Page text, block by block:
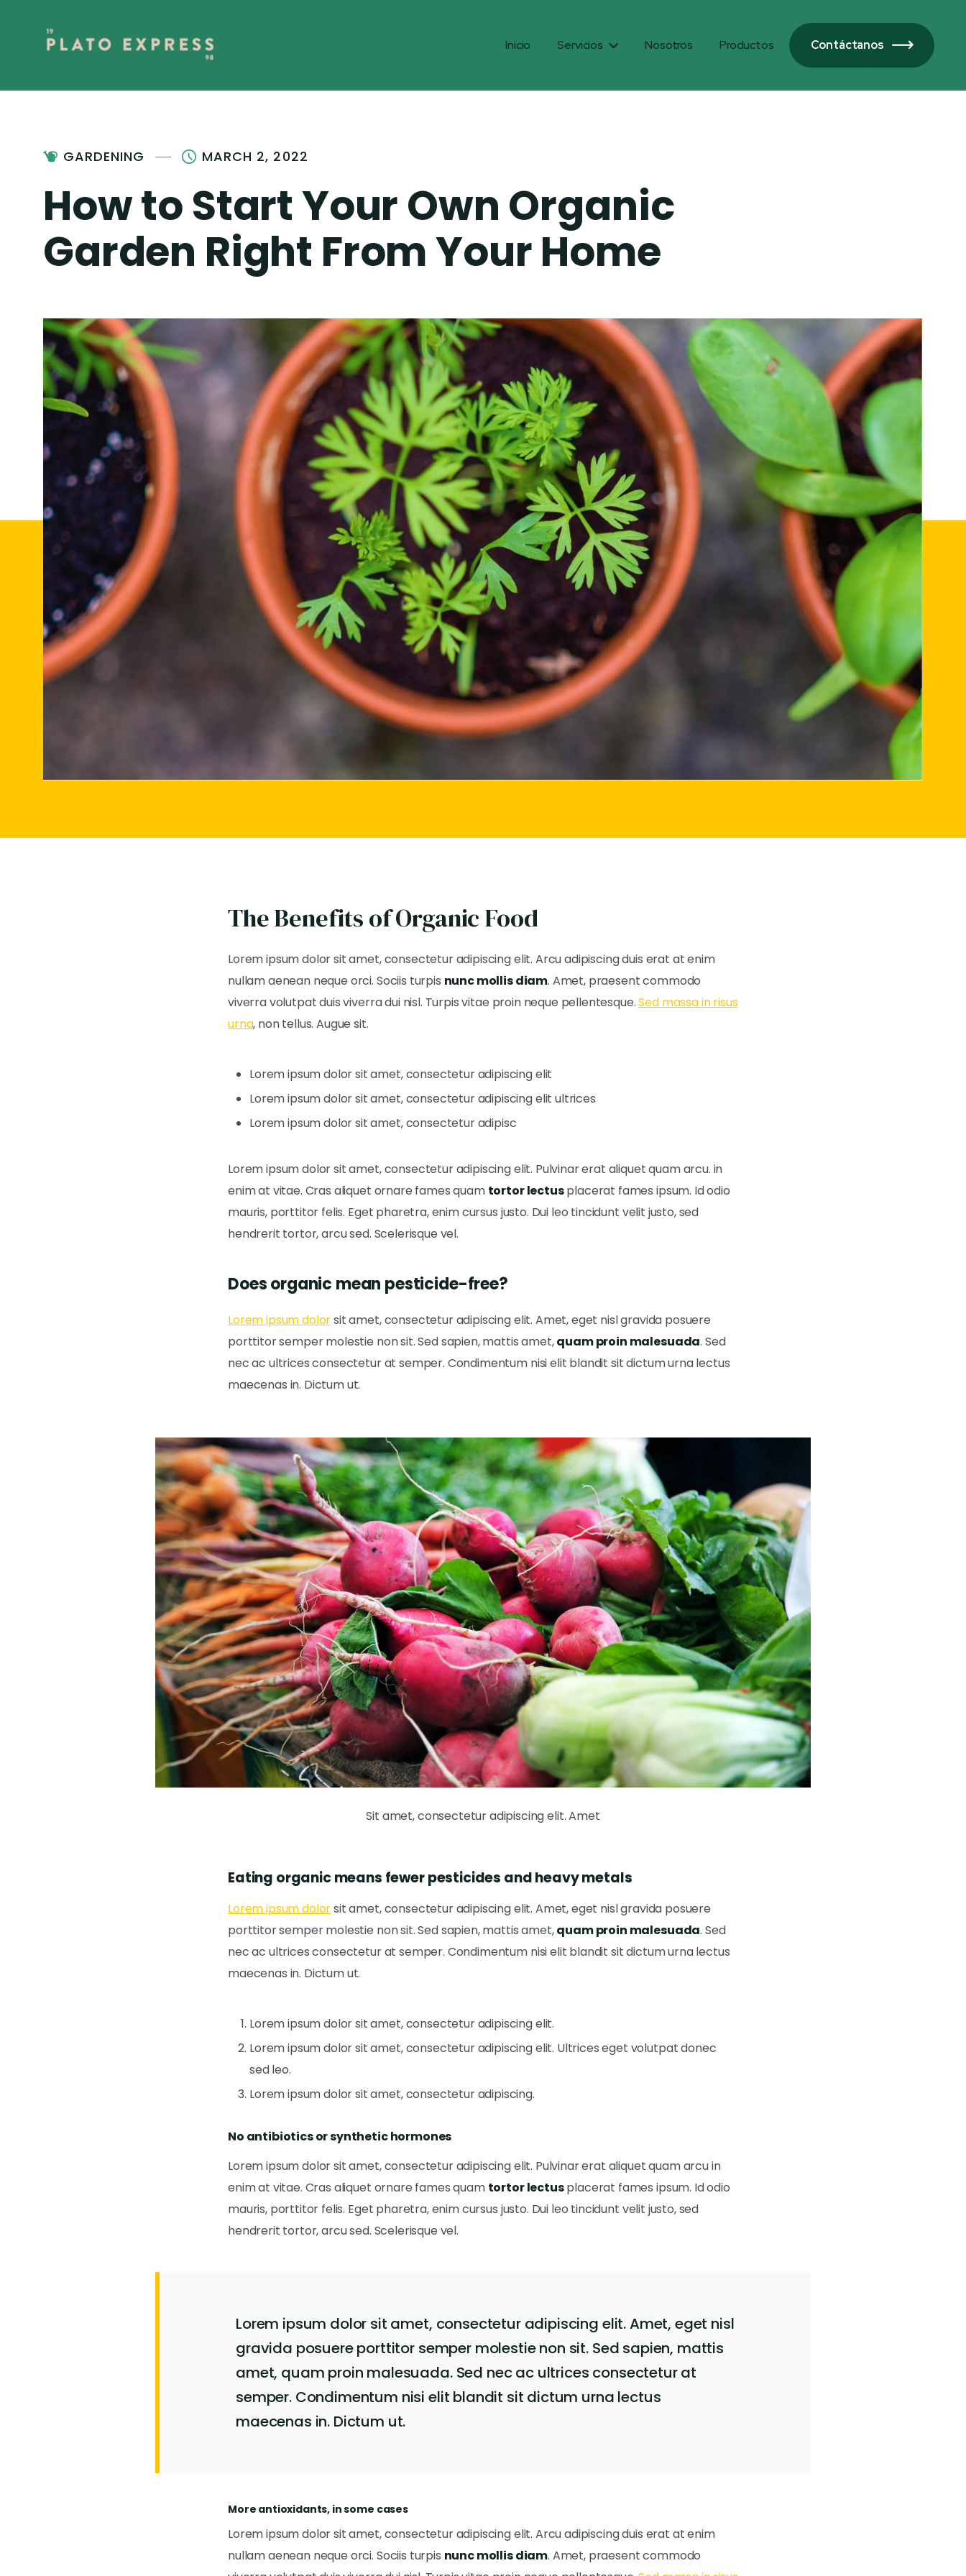
Inicio Servicios Nosotros Productos Contáctanos
GARDENING MARCH 2, 2022
How to Start Your Own Organic
Garden Right From Your Home
The Benefits of Organic Food
Lorem ipsum dolor sit amet, consectetur adipiscing elit. Arcu adipiscing duis erat at enim
nullam aenean neque orci. Sociis turpis nunc mollis diam. Amet, praesent commodo
viverra volutpat duis viverra dui nisl. Turpis vitae proin neque pellentesque.Sed massa in risus
urna, non tellus. Augue sit.
Lorem ipsum dolor sit amet, consectetur adipiscing elit
Lorem ipsum dolor sit amet, consectetur adipiscing elit ultrices
Lorem ipsum dolor sit amet, consectetur adipisc
Lorem ipsum dolor sit amet, consectetur adipiscing elit. Pulvinar erat aliquet quam arcu. in
enim at vitae. Cras aliquet ornare fames quam tortor lectusplacerat fames ipsum. Id odio
mauris, porttitor felis. Eget pharetra, enim cursus justo. Dui leo tincidunt velit justo, sed
hendrerit tortor, arcu sed. Scelerisque vel.
Does organic mean pesticide-free?
Lorem ipsum dolorsit amet, consectetur adipiscing elit. Amet, eget nisl gravida posuere
porttitor semper molestie non sit. Sed sapien, mattis amet,quam proin malesuada. Sed
nec ac ultrices consectetur at semper. Condimentum nisi elit blandit sit dictum urna lectus
maecenas in. Dictum ut.
Sit amet, consectetur adipiscing elit. Amet
Eating organic means fewer pesticides and heavy metals
Lorem ipsum dolorsit amet, consectetur adipiscing elit. Amet, eget nisl gravida posuere
porttitor semper molestie non sit. Sed sapien, mattis amet,quam proin malesuada. Sed
nec ac ultrices consectetur at semper. Condimentum nisi elit blandit sit dictum urna lectus
maecenas in. Dictum ut.
Lorem ipsum dolor sit amet, consectetur adipiscing elit.
Lorem ipsum dolor sit amet, consectetur adipiscing elit. Ultrices eget volutpat donec
sed leo.
Lorem ipsum dolor sit amet, consectetur adipiscing.
No antibiotics or synthetic hormones
Lorem ipsum dolor sit amet, consectetur adipiscing elit. Pulvinar erat aliquet quam arcu in
enim at vitae. Cras aliquet ornare fames quam tortor lectusplacerat fames ipsum. Id odio
mauris, porttitor felis. Eget pharetra, enim cursus justo. Dui leo tincidunt velit justo, sed
hendrerit tortor, arcu sed. Scelerisque vel.
Lorem ipsum dolor sit amet, consectetur adipiscing elit. Amet, eget nisl
gravida posuere porttitor semper molestie non sit. Sed sapien, mattis
amet, quam proin malesuada. Sed nec ac ultrices consectetur at
semper. Condimentum nisi elit blandit sit dictum urna lectus
maecenas in. Dictum ut.
More antioxidants, in some cases
Lorem ipsum dolor sit amet, consectetur adipiscing elit. Arcu adipiscing duis erat at enim
nullam aenean neque orci. Sociis turpis nunc mollis diam. Amet, praesent commodo